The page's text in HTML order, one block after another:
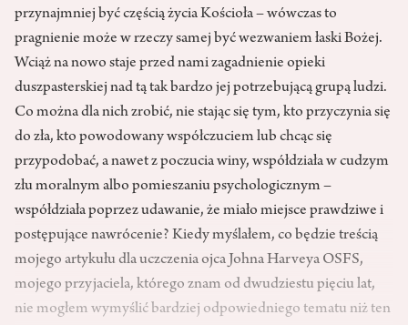
przynajmniej być częścią życia Kościoła – wówczas to
pragnienie może w rzeczy samej być wezwaniem łaski Bożej.
Wciąż na nowo staje przed nami zagadnienie opieki
duszpasterskiej nad tą tak bardzo jej potrzebującą grupą ludzi.
Co można dla nich zrobić, nie stając się tym, kto przyczynia się
do zła, kto powodowany współczuciem lub chcąc się
przypodobać, a nawet z poczucia winy, współdziała w cudzym
złu moralnym albo pomieszaniu psychologicznym –
współdziała poprzez udawanie, że miało miejsce prawdziwe i
postępujące nawrócenie? Kiedy myślałem, co będzie treścią
mojego artykułu dla uczczenia ojca Johna Harveya OSFS,
mojego przyjaciela, którego znam od dwudziestu pięciu lat,
nie mogłem wymyślić bardziej odpowiedniego tematu niż ten